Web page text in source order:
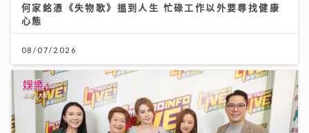
何家銘憑《失物歌》搵到人生 忙碌工作以外要尋找健康
心態
08/07/2026